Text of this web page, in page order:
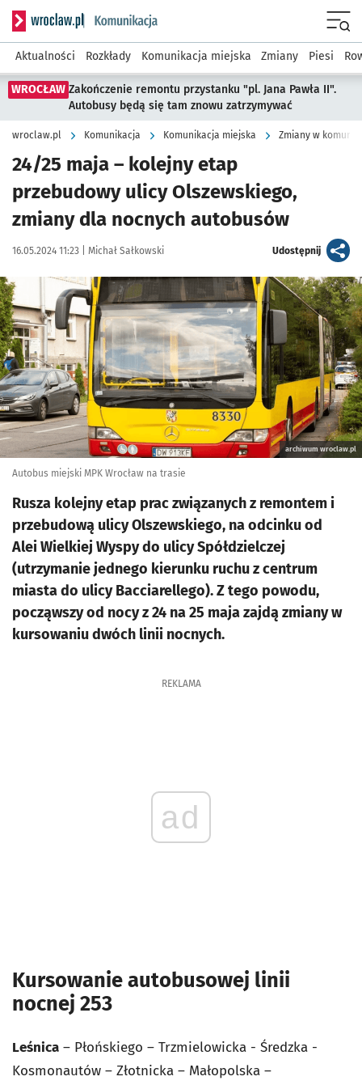
Serwis informacyjny wroclaw.pl podserwis: Komunikacja
Aktualności Rozkłady Komunikacja miejska Zmiany Piesi
WROCŁAW Zakończenie remontu przystanku "pl. Jana Pawła II".
Autobusy będą się tam znowu zatrzymywać
wroclaw.pl Komunikacja Komunikacja miejska Zmiany w
24/25 maja – kolejny etap
przebudowy ulicy Olszewskiego,
zmiany dla nocnych autobusów
Data publikacji:
16.05.2024 11:23 | Autor:
Michał Sałkowski Udostępnijartykuł
Kliknij, aby powiększyć
archiwum wroclaw.pl
Autobus miejski MPK Wrocław na trasie
Rusza kolejny etap prac związanych z remontem i
przebudową ulicy Olszewskiego, na odcinku od
Alei Wielkiej Wyspy do ulicy Spółdzielczej
(utrzymanie jednego kierunku ruchu z centrum
miasta do ulicy Bacciarellego). Z tego powodu,
począwszy od nocy z 24 na 25 maja zajdą zmiany w
kursowaniu dwóch linii nocnych.
REKLAMA
ad
Kursowanie autobusowej linii
nocnej 253
Leśnica – Płońskiego – Trzmielowicka - Średzka -
Kosmonautów – Złotnicka – Małopolska –